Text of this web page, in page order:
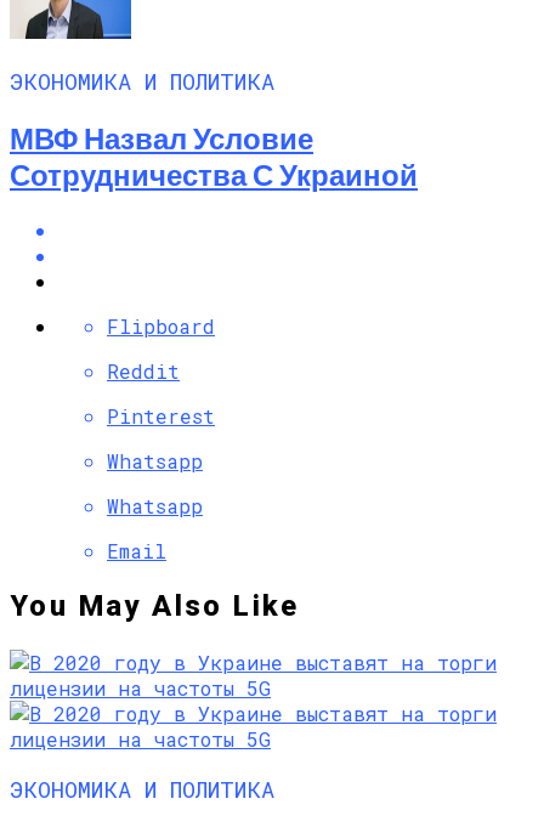
ЭКОНОМИКА И ПОЛИТИКА
МВФ Назвал Условие
Сотрудничества С Украиной
Flipboard
Reddit
Pinterest
Whatsapp
Whatsapp
Email
You May Also Like
ЭКОНОМИКА И ПОЛИТИКА